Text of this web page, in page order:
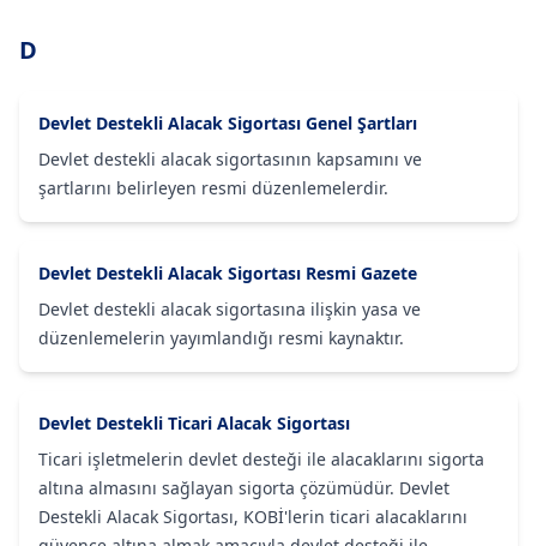
D
Devlet Destekli Alacak Sigortası Genel Şartları
Devlet destekli alacak sigortasının kapsamını ve
şartlarını belirleyen resmi düzenlemelerdir.
Devlet Destekli Alacak Sigortası Resmi Gazete
Devlet destekli alacak sigortasına ilişkin yasa ve
düzenlemelerin yayımlandığı resmi kaynaktır.
Devlet Destekli Ticari Alacak Sigortası
Ticari işletmelerin devlet desteği ile alacaklarını sigorta
altına almasını sağlayan sigorta çözümüdür. Devlet
Destekli Alacak Sigortası, KOBİ'lerin ticari alacaklarını